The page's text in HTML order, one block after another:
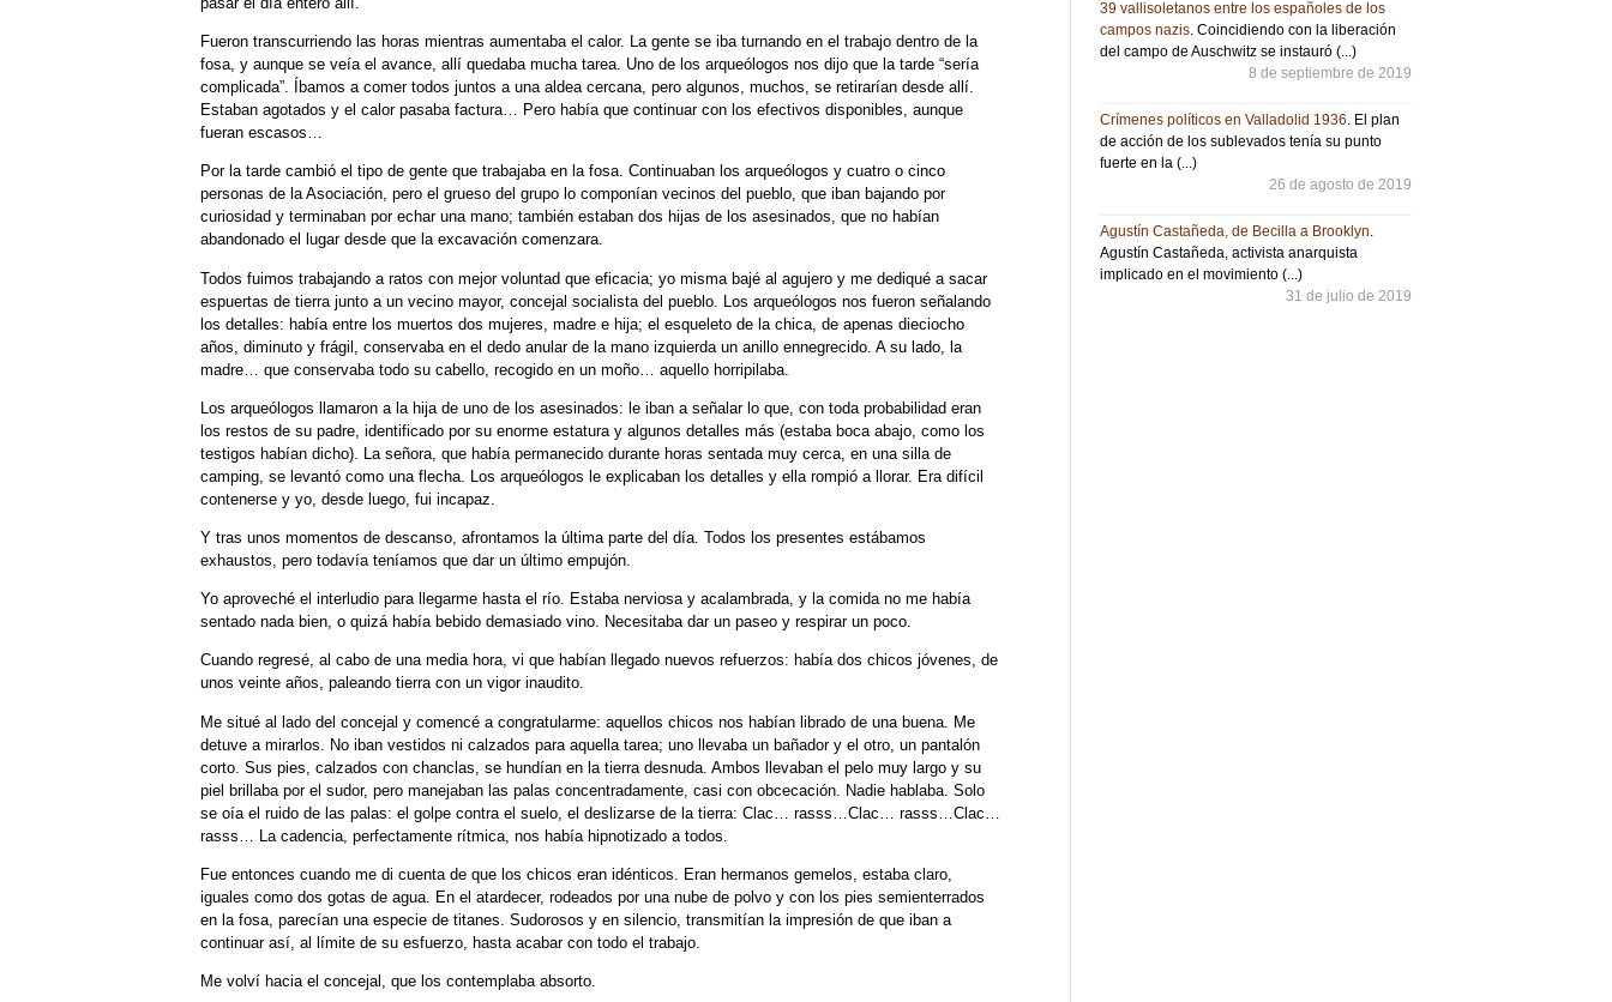
Fueron transcurriendo las horas mientras aumentaba el calor. La gente se iba turnando en el trabajo dentro de la
fosa, y aunque se veía el avance, allí quedaba mucha tarea. Uno de los arqueólogos nos dijo que la tarde “sería
complicada”. Íbamos a comer todos juntos a una aldea cercana, pero algunos, muchos, se retirarían desde allí.
Estaban agotados y el calor pasaba factura… Pero había que continuar con los efectivos disponibles, aunque
fueran escasos…
Por la tarde cambió el tipo de gente que trabajaba en la fosa. Continuaban los arqueólogos y cuatro o cinco
personas de la Asociación, pero el grueso del grupo lo componían vecinos del pueblo, que iban bajando por
curiosidad y terminaban por echar una mano; también estaban dos hijas de los asesinados, que no habían
abandonado el lugar desde que la excavación comenzara.
Todos fuimos trabajando a ratos con mejor voluntad que eficacia; yo misma bajé al agujero y me dediqué a sacar
espuertas de tierra junto a un vecino mayor, concejal socialista del pueblo. Los arqueólogos nos fueron señalando
los detalles: había entre los muertos dos mujeres, madre e hija; el esqueleto de la chica, de apenas dieciocho
años, diminuto y frágil, conservaba en el dedo anular de la mano izquierda un anillo ennegrecido. A su lado, la
madre… que conservaba todo su cabello, recogido en un moño… aquello horripilaba.
Los arqueólogos llamaron a la hija de uno de los asesinados: le iban a señalar lo que, con toda probabilidad eran
los restos de su padre, identificado por su enorme estatura y algunos detalles más (estaba boca abajo, como los
testigos habían dicho). La señora, que había permanecido durante horas sentada muy cerca, en una silla de
camping, se levantó como una flecha. Los arqueólogos le explicaban los detalles y ella rompió a llorar. Era difícil
contenerse y yo, desde luego, fui incapaz.
Y tras unos momentos de descanso, afrontamos la última parte del día. Todos los presentes estábamos
exhaustos, pero todavía teníamos que dar un último empujón.
Yo aproveché el interludio para llegarme hasta el río. Estaba nerviosa y acalambrada, y la comida no me había
sentado nada bien, o quizá había bebido demasiado vino. Necesitaba dar un paseo y respirar un poco.
Cuando regresé, al cabo de una media hora, vi que habían llegado nuevos refuerzos: había dos chicos jóvenes, de
unos veinte años, paleando tierra con un vigor inaudito.
Me situé al lado del concejal y comencé a congratularme: aquellos chicos nos habían librado de una buena. Me
detuve a mirarlos. No iban vestidos ni calzados para aquella tarea; uno llevaba un bañador y el otro, un pantalón
corto. Sus pies, calzados con chanclas, se hundían en la tierra desnuda. Ambos llevaban el pelo muy largo y su
piel brillaba por el sudor, pero manejaban las palas concentradamente, casi con obcecación. Nadie hablaba. Solo
se oía el ruido de las palas: el golpe contra el suelo, el deslizarse de la tierra: Clac… rasss…Clac… rasss…Clac…
rasss… La cadencia, perfectamente rítmica, nos había hipnotizado a todos.
Fue entonces cuando me di cuenta de que los chicos eran idénticos. Eran hermanos gemelos, estaba claro,
iguales como dos gotas de agua. En el atardecer, rodeados por una nube de polvo y con los pies semienterrados
en la fosa, parecían una especie de titanes. Sudorosos y en silencio, transmitían la impresión de que iban a
continuar así, al límite de su esfuerzo, hasta acabar con todo el trabajo.
Me volví hacia el concejal, que los contemplaba absorto.
39 vallisoletanos entre los españoles de los
campos nazis . Coincidiendo con la liberación
del campo de Auschwitz se instauró (...)
8 de septiembre de 2019
Crímenes políticos en Valladolid 1936 . El plan
de acción de los sublevados tenía su punto
fuerte en la (...)
26 de agosto de 2019
Agustín Castañeda, de Becilla a Brooklyn
Agustín Castañeda, activista anarquista
implicado en el movimiento (...)
31 de julio de 2019